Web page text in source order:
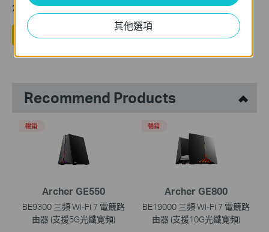
您的反饋將幫助我們改善網站
是 否
Recommend Products
Archer GE550
BE9300 三頻 Wi-Fi 7 電競路
由器 (支援5G光纖寬頻)
暢銷
Archer GE800
BE19000 三頻 Wi-Fi 7 電競路
由器 (支援10G光纖寬頻)
暢銷
其他選項